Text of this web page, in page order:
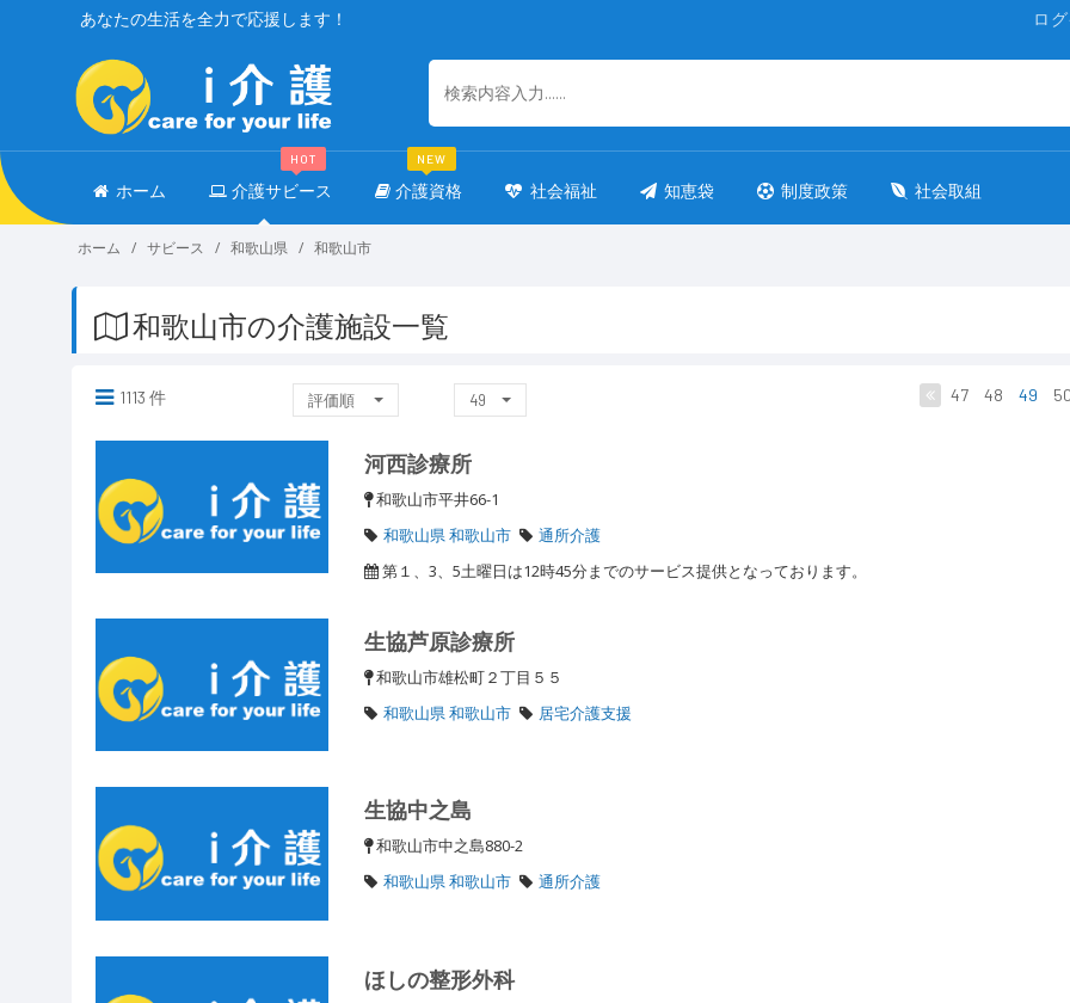
ロ
あなたの生活を全力で応援します！
ホーム 介護サビース
HOT
介護資格
NEW
社会福祉 知恵袋 制度政策 社会取組
ホーム サビース 和歌山県 和歌山市
和歌山市の介護施設一覧
1113 件 評価順 49 47 48 49
河西診療所
和歌山市平井66-1
和歌山県 和歌山市
通所介護
第１、3、5土曜日は12時45分までのサービス提供となっております。
生協芦原診療所
和歌山市雄松町２丁目５５
和歌山県 和歌山市
居宅介護支援
生協中之島
和歌山市中之島880-2
和歌山県 和歌山市
通所介護
ほしの整形外科